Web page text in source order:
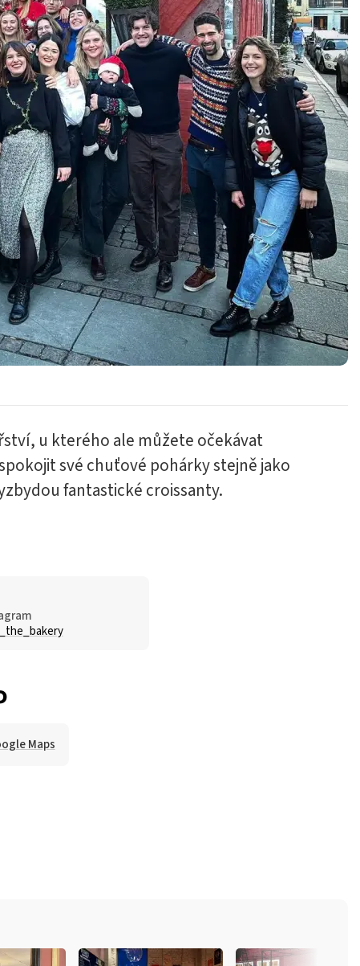
u kterého ale můžete očekávat
své chuťové pohárky stejně jako
fantastické croissanty.
Maps